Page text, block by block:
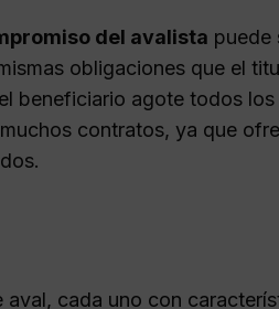
del avalista puede
obligaciones que el
beneficiario agote todos
contratos, ya que
cada uno con